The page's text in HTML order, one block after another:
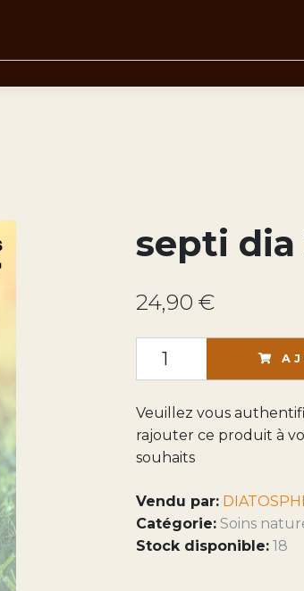
septi dia
24,90 €
Veuillez vous
rajouter ce produit à
souhaits
Vendu par:
Catégorie: Soins
Stock disponible: 18